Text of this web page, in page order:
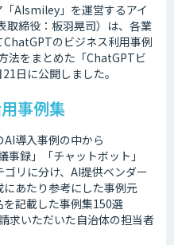
AIsmiley」を運営するアイ
取締役：板羽晃司）は、各業
のビジネス利用事例
法をまとめた「ChatGPTビ
日に公開しました。
事例集
導入事例の中から
事録」「チャットボット」
ゴリに分け、AI提供ベンダー
あたり参考にした事例元
記載した事例集150選
求いただいた自治体の担当者